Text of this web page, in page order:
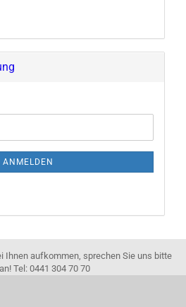
ANMELDEN
Ihnen aufkommen, sprechen Sie uns bitte
Tel: 0441 304 70 70